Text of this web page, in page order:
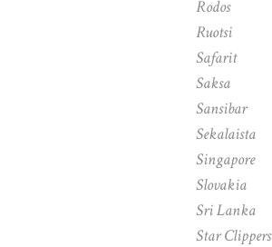
Rodos
Ruotsi
Safarit
Saksa
Sansibar
Sekalaista
Singapore
Slovakia
Sri Lanka
Star Clippers